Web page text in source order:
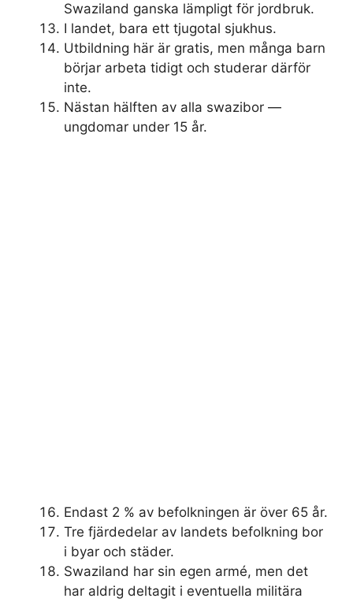
Swaziland ganska lämpligt för jordbruk.
I landet, bara ett tjugotal sjukhus.
Utbildning här är gratis, men många barn
börjar arbeta tidigt och studerar därför
inte.
Nästan hälften av alla swazibor —
ungdomar under 15 år.
Endast 2 % av befolkningen är över 65 år.
Tre fjärdedelar av landets befolkning bor
i byar och städer.
Swaziland har sin egen armé, men det
har aldrig deltagit i eventuella militära